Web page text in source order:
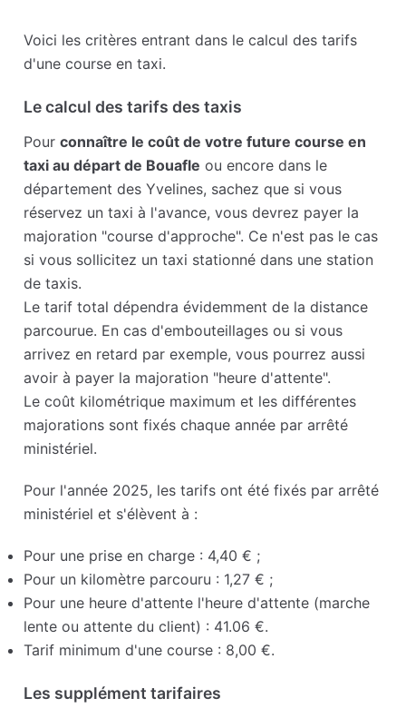
Voici les critères entrant dans le calcul des tarifs
d'une course en taxi.
Le calcul des tarifs des taxis
Pourconnaître le coût de votre future course en
taxi au départ de Bouafle ou encore dans le
département des Yvelines, sachez que si vous
réservez un taxi à l'avance, vous devrez payer la
majoration "course d'approche". Ce n'est pas le cas
si vous sollicitez un taxi stationné dans une station
de taxis.
Le tarif total dépendra évidemment de la distance
parcourue. En cas d'embouteillages ou si vous
arrivez en retard par exemple, vous pourrez aussi
avoir à payer la majoration "heure d'attente".
Le coût kilométrique maximum et les différentes
majorations sont fixés chaque année par arrêté
ministériel.
Pour l'année 2025, les tarifs ont été fixés par arrêté
ministériel et s'élèvent à :
Pour une prise en charge : 4,40 € ;
Pour un kilomètre parcouru : 1,27 € ;
Pour une heure d'attente l'heure d'attente (marche
lente ou attente du client) : 41.06 €.
Tarif minimum d'une course : 8,00 €.
Les supplément tarifaires